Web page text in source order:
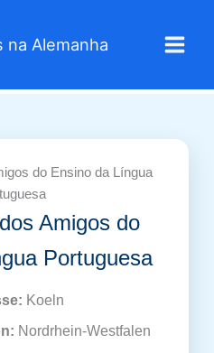
Alemanha
Amigos do
Portuguesa
Koeln
Nordrhein-Westfalen